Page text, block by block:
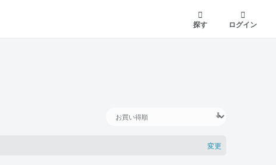
探す
ログイン
変更